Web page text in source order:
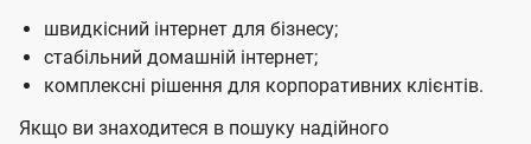
швидкісний інтернет для бізнесу;
стабільний домашній інтернет;
комплексні рішення для корпоративних клієнтів.
Якщо ви знаходитеся в пошуку надійного